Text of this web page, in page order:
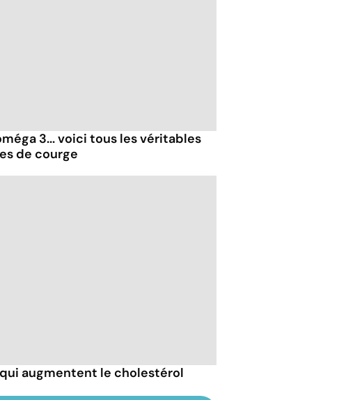
3... voici tous les véritables
de courge
augmentent le cholestérol